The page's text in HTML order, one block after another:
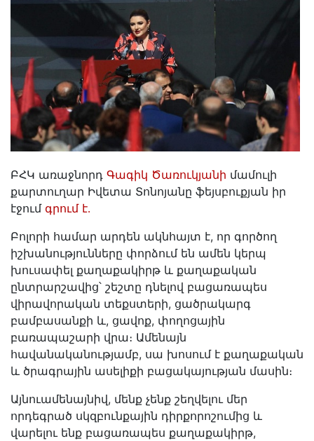
ԲՀԿ առաջնորդ Գագիկ Ծառուկյանի մամուլի
քարտուղար Իվետա Տոնոյանը ֆեյսբուքյան իր
էջում գրում է․
Բոլորի համար արդեն ակնհայտ է, որ գործող
իշխանությունները փորձում են ամեն կերպ
խուսափել քաղաքակիրթ և քաղաքական
ընտրարշավից՝ շեշտը դնելով բացառապես
վիրավորական տեքստերի, ցածրակարգ
բամբասանքի և, ցավոք, փողոցային
բառապաշարի վրա։ Ամենայն
հավանականությամբ, սա խոսում է քաղաքական
և ծրագրային ասելիքի բացակայության մասին։
Այնուամենայնիվ, մենք չենք շեղվելու մեր
որդեգրած սկզբունքային դիրքորոշումից և
վարելու ենք բացառապես քաղաքակիրթ,